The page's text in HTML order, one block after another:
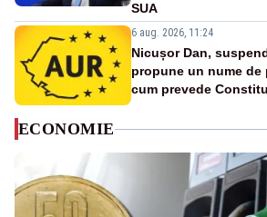
SUA
6 aug. 2026, 11:24
Nicușor Dan,
propune un nume de
cum prevede
ECONOMIE